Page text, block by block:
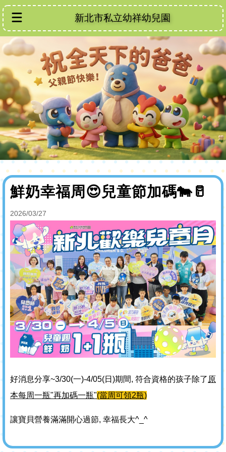
新北市私立幼祥幼兒園
鮮奶幸福周😍兒童節加碼🐄🥛
2026/03/27
好消息分享~3/30(一)-4/05(日)期間, 符合資格的孩子除了 原
本每周一瓶"再加碼一瓶"(當周可領2瓶)
讓寶貝營養滿滿開心過節, 幸福長大^_^